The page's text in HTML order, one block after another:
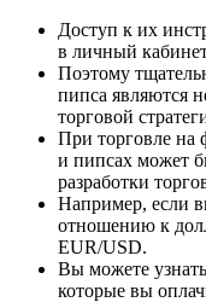
Доступ к их
в личный
Поэтому
пипса являются
торговой
При торговле на
и пипсах может
разработки
Например, если
отношению к
EUR/USD.
Вы можете
которые вы